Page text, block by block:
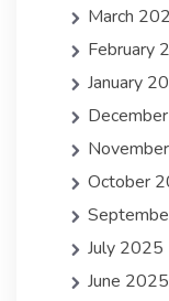
March
February
January
October
July 2025
June 2025